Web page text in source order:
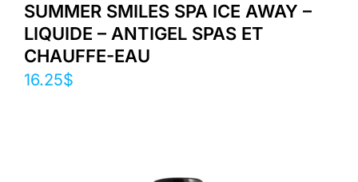
SUMMER SMILES SPA ICE AWAY –
LIQUIDE – ANTIGEL SPAS ET
CHAUFFE-EAU
16.25$